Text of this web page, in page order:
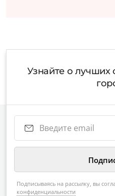
Узнайте о
Подписываясь на рассылку, вы
конфиденциальности